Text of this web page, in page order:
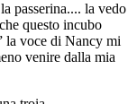
passerina.... la vedo
questo incubo
la voce di Nancy mi
venire dalla mia